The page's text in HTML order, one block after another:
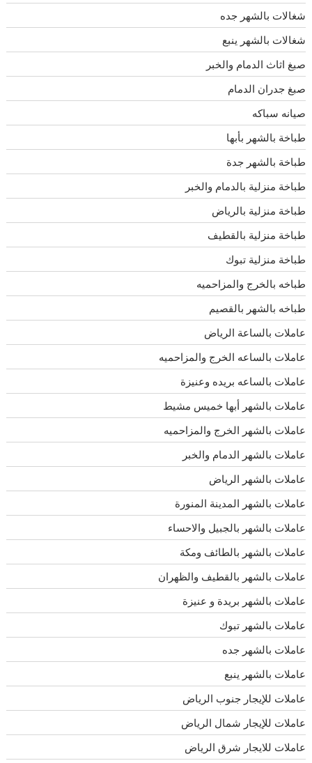
شغالات بالشهر جده
شغالات بالشهر ينبع
صبغ اثاث الدمام والخبر
صبغ جدران الدمام
صيانه سباكه
طباخة بالشهر بأبها
طباخة بالشهر جدة
طباخة منزلية بالدمام والخبر
طباخة منزلية بالرياض
طباخة منزلية بالقطيف
طباخة منزلية تبوك
طباخه بالخرج والمزاحميه
طباخه بالشهر بالقصيم
عاملات بالساعة الرياض
عاملات بالساعه الخرج والمزاحميه
عاملات بالساعه بريده وعنيزة
عاملات بالشهر أبها خميس مشيط
عاملات بالشهر الخرج والمزاحميه
عاملات بالشهر الدمام والخبر
عاملات بالشهر الرياض
عاملات بالشهر المدينة المنورة
عاملات بالشهر بالجبيل والاحساء
عاملات بالشهر بالطائف ومكة
عاملات بالشهر بالقطيف والظهران
عاملات بالشهر بريدة و عنيزة
عاملات بالشهر تبوك
عاملات بالشهر جده
عاملات بالشهر ينبع
عاملات للإيجار جنوب الرياض
عاملات للإيجار شمال الرياض
عاملات للايجار شرق الرياض